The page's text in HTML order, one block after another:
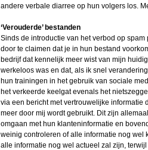
andere verbale diarree op hun volgers los.
‘Verouderde’ bestanden
Sinds de introductie van het verbod op
door te claimen dat je in hun bestand
bedrijf dat kennelijk meer wist van mijn
werkeloos was en dat, als ik snel
hun trainingen in het gebruik van sociale
het verkeerde keelgat evenals het
via een bericht met vertrouwelijke informatie
meer door mij wordt gebruikt. Dit zijn
omgaan met hun klanteninformatie en
weinig controleren of alle informatie nog wel
alle informatie nog wel actueel zal zijn,